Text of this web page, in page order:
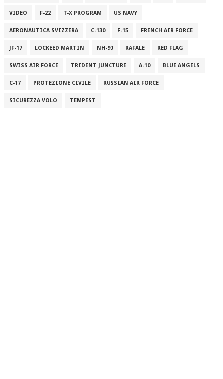
VIDEO F-22 T-X PROGRAM US NAVY
AERONAUTICA SVIZZERA C-130 F-15 FRENCH AIR FORCE
JF-17 LOCKEED MARTIN NH-90 RAFALE RED FLAG
SWISS AIR FORCE TRIDENT JUNCTURE A-10 BLUE ANGELS
C-17 PROTEZIONE CIVILE RUSSIAN AIR FORCE
SICUREZZA VOLO TEMPEST